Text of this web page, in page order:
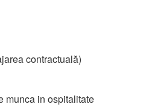
contractuală)
munca in ospitalitate